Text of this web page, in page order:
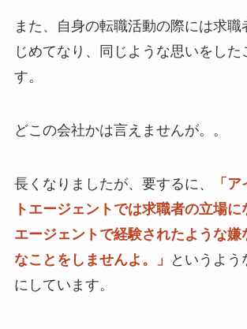
また、自身の転職活動の際には求職
じめてなり、同じような思いをした
す。
どこの会社かは言えませんが。。
長くなりましたが、要するに、
「
トエージェントでは求職者の立場
エージェントで経験されたような嫌
なことをしませんよ。」
というよう
にしています。